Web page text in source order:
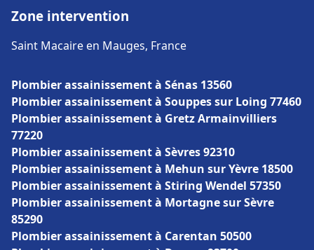
Zone intervention
Saint Macaire en Mauges, France
Plombier assainissement à Sénas 13560
Plombier assainissement à Souppes sur Loing 77460
Plombier assainissement à Gretz Armainvilliers
77220
Plombier assainissement à Sèvres 92310
Plombier assainissement à Mehun sur Yèvre 18500
Plombier assainissement à Stiring Wendel 57350
Plombier assainissement à Mortagne sur Sèvre
85290
Plombier assainissement à Carentan 50500